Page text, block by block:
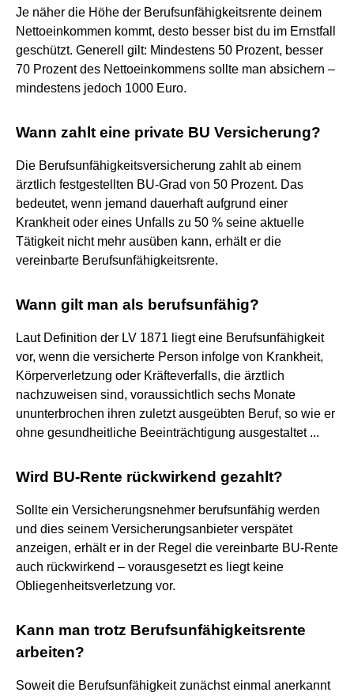
Je näher die Höhe der Berufsunfähigkeitsrente deinem
Nettoeinkommen kommt, desto besser bist du im Ernstfall
geschützt. Generell gilt: Mindestens 50 Prozent, besser
70 Prozent des Nettoeinkommens sollte man absichern –
mindestens jedoch 1000 Euro.
Wann zahlt eine private BU Versicherung?
Die Berufsunfähigkeitsversicherung zahlt ab einem
ärztlich festgestellten BU-Grad von 50 Prozent. Das
bedeutet, wenn jemand dauerhaft aufgrund einer
Krankheit oder eines Unfalls zu 50 % seine aktuelle
Tätigkeit nicht mehr ausüben kann, erhält er die
vereinbarte Berufsunfähigkeitsrente.
Wann gilt man als berufsunfähig?
Laut Definition der LV 1871 liegt eine Berufsunfähigkeit
vor, wenn die versicherte Person infolge von Krankheit,
Körperverletzung oder Kräfteverfalls, die ärztlich
nachzuweisen sind, voraussichtlich sechs Monate
ununterbrochen ihren zuletzt ausgeübten Beruf, so wie er
ohne gesundheitliche Beeinträchtigung ausgestaltet ...
Wird BU-Rente rückwirkend gezahlt?
Sollte ein Versicherungsnehmer berufsunfähig werden
und dies seinem Versicherungsanbieter verspätet
anzeigen, erhält er in der Regel die vereinbarte BU-Rente
auch rückwirkend – vorausgesetzt es liegt keine
Obliegenheitsverletzung vor.
Kann man trotz Berufsunfähigkeitsrente
arbeiten?
Soweit die Berufsunfähigkeit zunächst einmal anerkannt